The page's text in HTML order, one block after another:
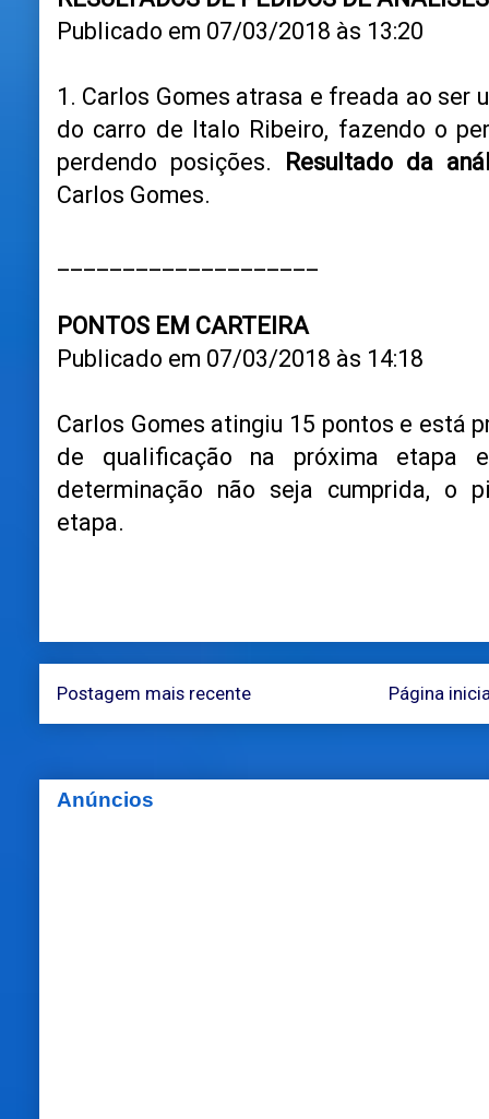
Publicado em 07/03/2018 às 13:20
1. Carlos Gomes atrasa e freada ao ser
do carro de Italo Ribeiro, fazendo o
perdendo posições.
Resultado da
Carlos Gomes.
PONTOS EM CARTEIRA
Publicado em 07/03/2018 às 14:18
Carlos Gomes atingiu 15 pontos e está
de qualificação na próxima etapa
determinação não seja cumprida, o
etapa.
Postagem mais recente Página
Anúncios